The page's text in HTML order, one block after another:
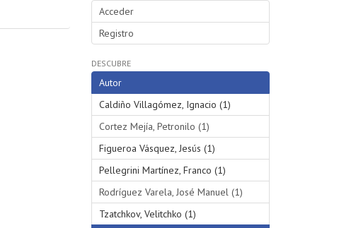
Acceder
Registro
DESCUBRE
Autor
Caldiño Villagómez, Ignacio (1)
Cortez Mejía, Petronilo (1)
Figueroa Vásquez, Jesús (1)
Pellegrini Martínez, Franco (1)
Rodríguez Varela, José Manuel (1)
Tzatchkov, Velitchko (1)